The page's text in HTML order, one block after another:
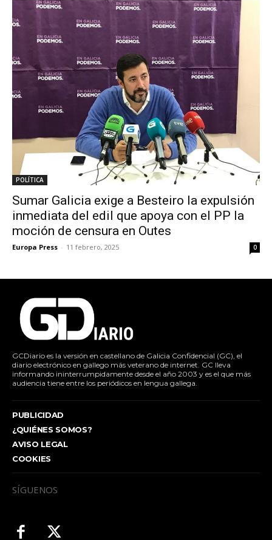
POLÍTICA
Sumar Galicia exige a Besteiro la expulsión
inmediata del edil que apoya con el PP la
moción de censura en Outes
Europa Press - 11 febrero, 2025 0
GCDiario es la versión en castellano de Galicia Confidencial (GC), el
diario electrónico en gallego más veterano de internet. GC lleva
informando ininterrumpidamente desde el año 2003 y es el que más
audiencia tiene entre los periódicos en lengua gallega.
PUBLICIDAD
¿QUIÉNES SOMOS?
AVISO LEGAL
COOKIES
SÍGUENOS